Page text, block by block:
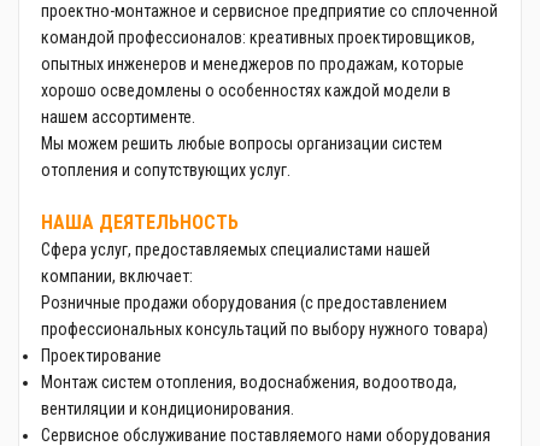
проектно-монтажное и сервисное предприятие со сплоченной
командой профессионалов: креативных проектировщиков,
опытных инженеров и менеджеров по продажам, которые
хорошо осведомлены о особенностях каждой модели в
нашем ассортименте.
Мы можем решить любые вопросы организации систем
отопления и сопутствующих услуг.
НАША ДЕЯТЕЛЬНОСТЬ
Сфера услуг, предоставляемых специалистами нашей
компании, включает:
Розничные продажи оборудования (с предоставлением
профессиональных консультаций по выбору нужного товара)
Проектирование
Монтаж систем отопления, водоснабжения, водоотвода,
вентиляции и кондиционирования.
Сервисное обслуживание поставляемого нами оборудования
Полотенцесушители
Стабилизаторы, аккумуляторы, генераторы
Средства для монтажа и ухода
Альтернативные источники энергии